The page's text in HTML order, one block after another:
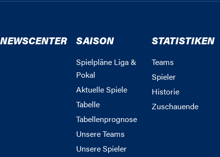
NEWSCENTER SAISON
Spielpläne Liga &
Pokal
Aktuelle Spiele
Tabelle
Tabellenprognose
Unsere Teams
Unsere Spieler
STATISTIKEN
Teams
Spieler
Historie
Zuschauende